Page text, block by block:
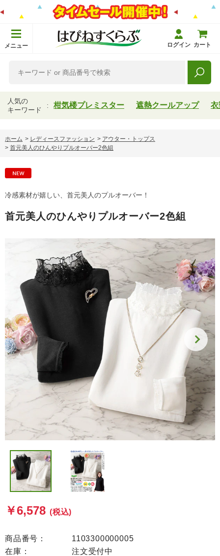
メニュー ログイン カート
人気の
キーワード
柑気楼プレミスター 遮熱クールアップ 衣
ホーム > レディースファッション > アウター・トップス
> 首元美人のひんやりプルオーバー2色組
冷感素材が嬉しい、首元美人のプルオーバー！
首元美人のひんやりプルオーバー2色組
￥6,578 (税込)
商品番号：
1103300000005
在庫：
注文受付中